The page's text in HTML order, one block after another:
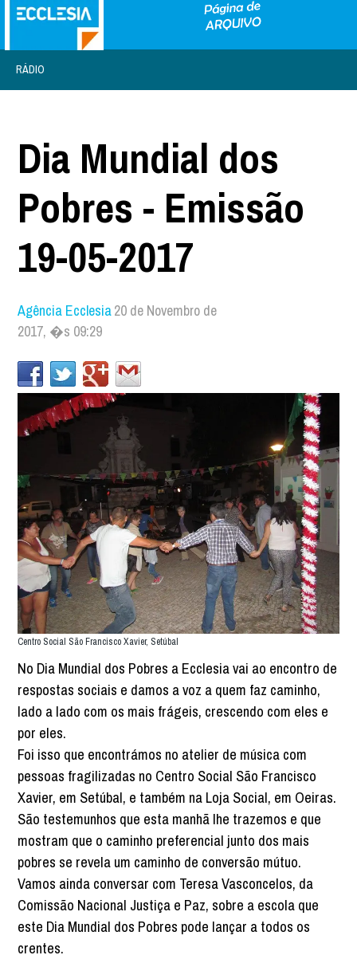
RÁDIO
Dia Mundial dos
Pobres - Emissão
19-05-2017
Agência Ecclesia20 de Novembro de
2017, �s 09:29
Centro Social São Francisco Xavier, Setúbal
No Dia Mundial dos Pobres a Ecclesia vai ao encontro de
respostas sociais e damos a voz a quem faz caminho,
lado a lado com os mais frágeis, crescendo com eles e
por eles.
Foi isso que encontrámos no atelier de música com
pessoas fragilizadas no Centro Social São Francisco
Xavier, em Setúbal, e também na Loja Social, em Oeiras.
São testemunhos que esta manhã lhe trazemos e que
mostram que o caminho preferencial junto dos mais
pobres se revela um caminho de conversão mútuo.
Vamos ainda conversar com Teresa Vasconcelos, da
Comissão Nacional Justiça e Paz, sobre a escola que
este Dia Mundial dos Pobres pode lançar a todos os
crentes.